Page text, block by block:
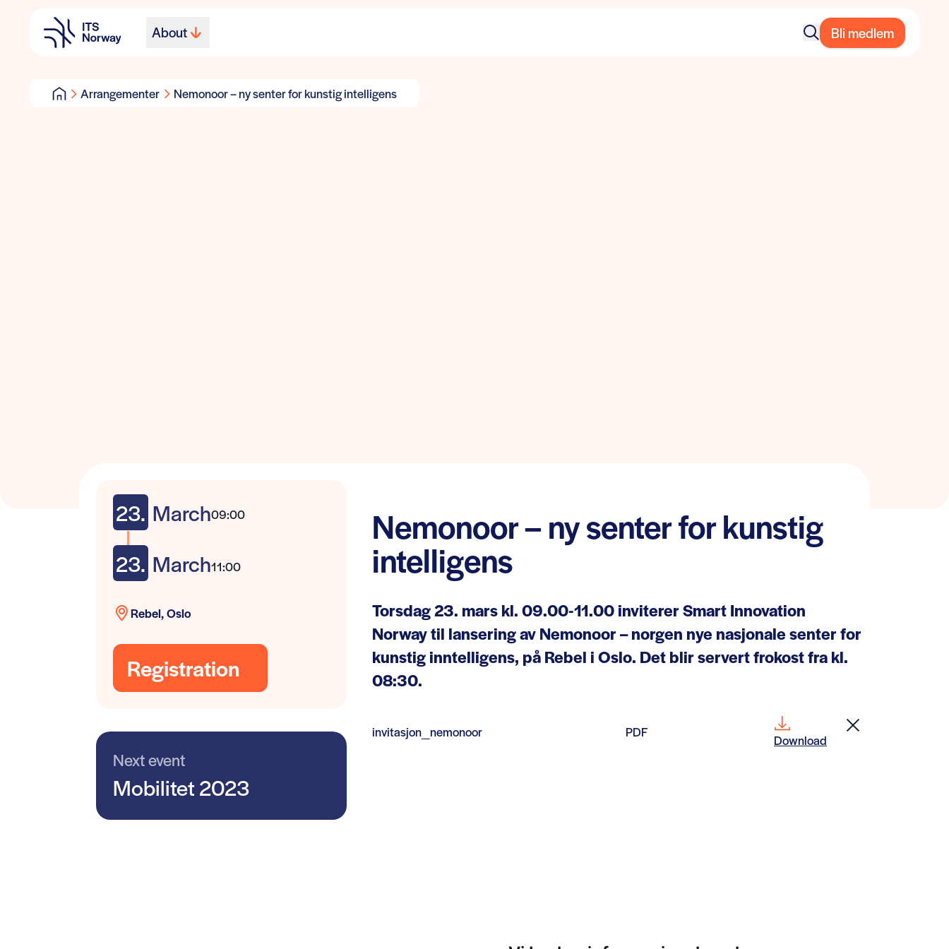
About Bli medlem
Arrangementer Nemonoor – ny senter for kunstig intelligens
23. March09:00
23. March11:00
Rebel, Oslo
Registration
Next event
Mobilitet 2023
Nemonoor – ny senter for kunstig
intelligens
Torsdag 23. mars kl. 09.00-11.00 inviterer Smart Innovation
Norway til lansering av Nemonoor – norgen nye nasjonale senter for
kunstig inntelligens, på Rebel i Oslo. Det blir servert frokost fra kl.
08:30.
invitasjon_nemonoor PDF Download